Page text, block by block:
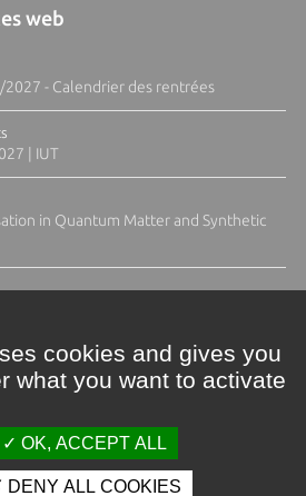
web
- Calendrier des rentrées
| IUT
in Quantum Matter and Synthetic
cookies and gives you
what you want to activate
OK, ACCEPT ALL
DENY ALL COOKIES